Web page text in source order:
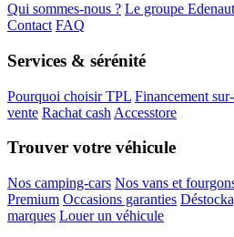
Qui sommes-nous ? Le groupe
Contact FAQ
Services & sérénité
Pourquoi choisir TPL Financement
vente Rachat cash Accesstore
Trouver votre véhicule
Nos camping-cars Nos vans et
Premium Occasions garanties
marques Louer un véhicule